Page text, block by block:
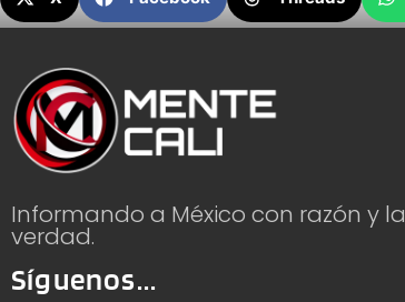
Informando a México con razón y la
verdad.
Síguenos...